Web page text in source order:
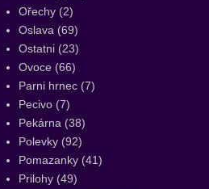
Ořechy (2)
Oslava (69)
Ostatni (23)
Ovoce (66)
Parni hrnec (7)
Pecivo (7)
Pekárna (38)
Polevky (92)
Pomazanky (41)
Prilohy (49)